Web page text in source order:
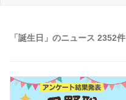
「誕生日」のニュース 2352件